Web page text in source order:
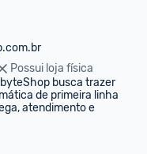
Possui loja física
busca trazer
de primeira linha
atendimento e